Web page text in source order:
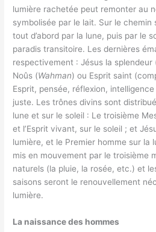
lumière rachetée peut remonter au
symbolisée par le lait. Sur le chemin
tout d’abord par la lune, puis par le
paradis transitoire. Les dernières
respectivement : Jésus la splendeur
Noûs (Wahman) ou Esprit saint
Esprit, pensée, réflexion,
juste. Les trônes divins sont
lune et sur le soleil : Le troisième
et l’Esprit vivant, sur le soleil ; et
lumière, et le Premier homme sur la
mis en mouvement par le troisième
naturels (la pluie, la rosée, etc.) et
saisons seront le renouvellement
lumière.
La naissance des hommes